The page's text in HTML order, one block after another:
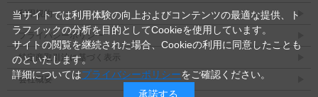
利用規約
プライバシーポリシー
特定商取引法に基づく表示
会社概要
当サイトでは利用体験の向上およびコンテンツの最適な提供、ト
ラフィックの分析を目的としてCookieを使用しています。
サイトの閲覧を継続された場合、Cookieの利用に同意したことも
のといたします。
詳細についてはプライバシーポリシーをご確認ください。
承諾する